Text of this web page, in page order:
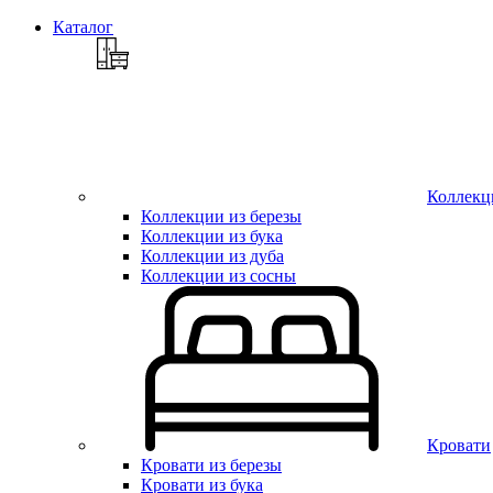
Каталог
Коллекции из березы
Коллекции из бука
Коллекции из дуба
Коллекции из сосны
Кровати
Кровати из березы
Кровати из бука